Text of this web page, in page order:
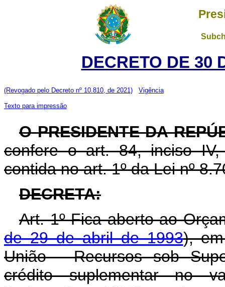
DECRETO DE 30
(Revogado pelo Decreto nº 10.810, de 2021) Vigência
Texto para impressão
O PRESIDENTE DA
confere o art. 84, inciso
contida no art. 1º da Lei nº
DECRETA:
Art. 1º Fica aberto ao
de 29 de abril de 1993),
União - Recursos sob
crédito suplementar no